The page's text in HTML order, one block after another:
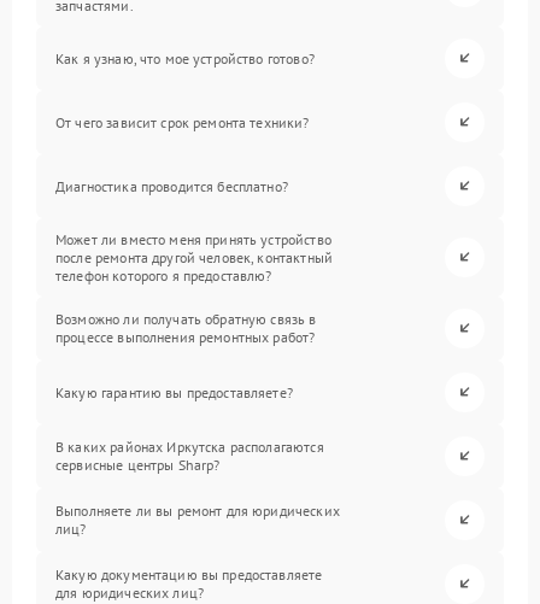
запчастями.
Как я узнаю, что мое устройство готово?
От чего зависит срок ремонта техники?
Диагностика проводится бесплатно?
Может ли вместо меня принять устройство
после ремонта другой человек, контактный
телефон которого я предоставлю?
Возможно ли получать обратную связь в
процессе выполнения ремонтных работ?
Какую гарантию вы предоставляете?
В каких районах Иркутска располагаются
сервисные центры Sharp?
Выполняете ли вы ремонт для юридических
лиц?
Какую документацию вы предоставляете
для юридических лиц?